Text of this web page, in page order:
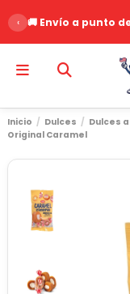
‹ 🚚 Envío a punto
Inicio Dulces Dulces
Original Caramel